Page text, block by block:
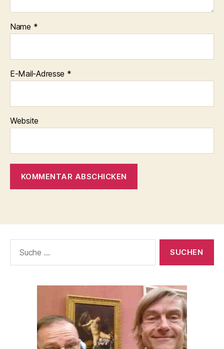
Name *
E-Mail-Adresse *
Website
nach: